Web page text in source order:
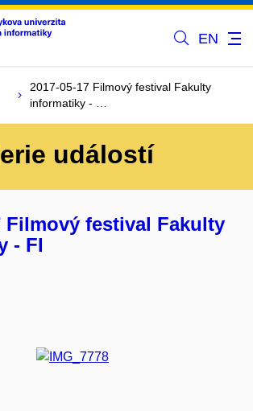
EN
2017-05-17 Filmový festival Fakulty
informatiky - …
událostí
Filmový festival Fakulty
- FI